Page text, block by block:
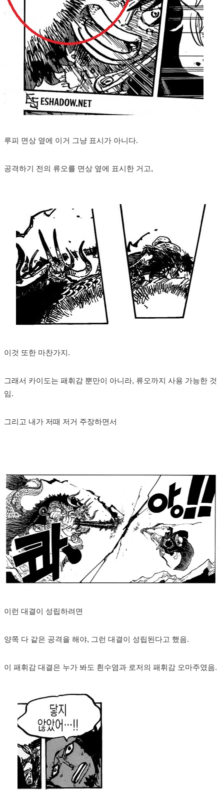
루피 면상 옆에 이거 그냥 표시가 아니다.
공격하기 전의 류오를 면상 옆에 표시한 거고,
이것 또한 마찬가지.
그래서 카이도는 패휘감 뿐만이 아니라, 류오까지 사용 가능한 것
임.
그리고 내가 저때 저거 주장하면서
이런 대결이 성립하려면
양쪽 다 같은 공격을 해야, 그런 대결이 성립된다고 했음.
이 패휘감 대결은 누가 봐도 흰수염과 로저의 패휘감 오마주였음.